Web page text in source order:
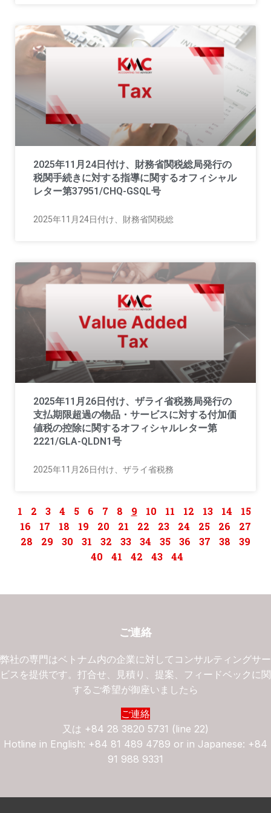
2025年11月24日付け、財務省関税総局発行の
税関手続きに対する指導に関するオフィシャル
レター第37951/CHQ-GSQL号
2025年11月24日付け、財務省関税総
2025年11月26日付け、ザライ省税務局発行の
支払期限超過の物品・サービスに対する付加価
値税の控除に関するオフィシャルレター第
2221/GLA-QLDN1号
2025年11月26日付け、ザライ省税務
1 2 3 4 5 6 7 8 9 10 11 12 13 14
15
16
17 18 19 20 21 22 23 24 25 26
27
28
29 30 31 32 33 34 35 36 37 38
39
40
41 42 43 44
ご連絡
弊社の専門はベトナム内の企業に対してコンサルティングサー
ビスを提供です。打合せ、見積り、提案、フィードベックに関
するご希望が御座いましたら
ご連絡
又は +84 28 3820 5731 (line 22)
Hotline in English: +84 81 489 4789 or in Japanese: +84
91 988 9331